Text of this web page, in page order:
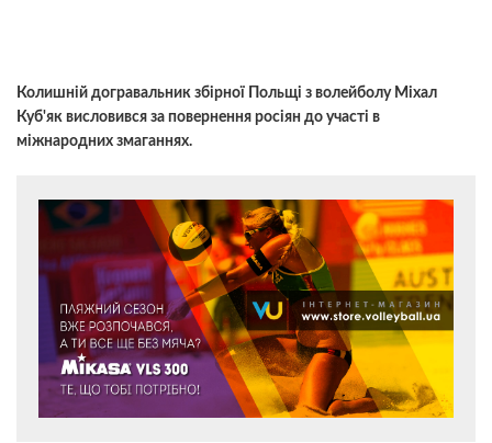
Колишній догравальник збірної Польщі з волейболу Міхал
Куб'як висловився за повернення росіян до участі в
міжнародних змаганнях.